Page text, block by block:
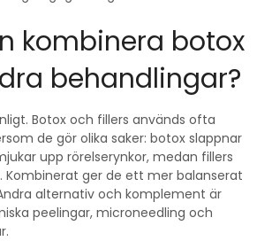
kombinera botox
behandlingar?
Botox och fillers används ofta
de gör olika saker: botox slappnar
upp rörelserynkor, medan fillers
Kombinerat ger de ett mer balanserat
alternativ och komplement är
peelingar, microneedling och